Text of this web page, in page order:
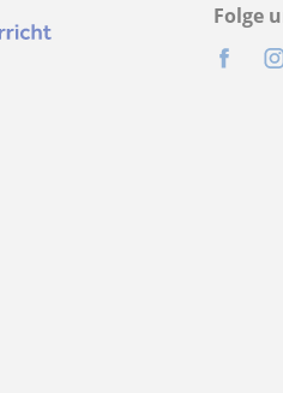
Folge